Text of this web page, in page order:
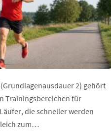
(Grundlagenausdauer 2) gehört
Trainingsbereichen für
die schneller werden
zum…